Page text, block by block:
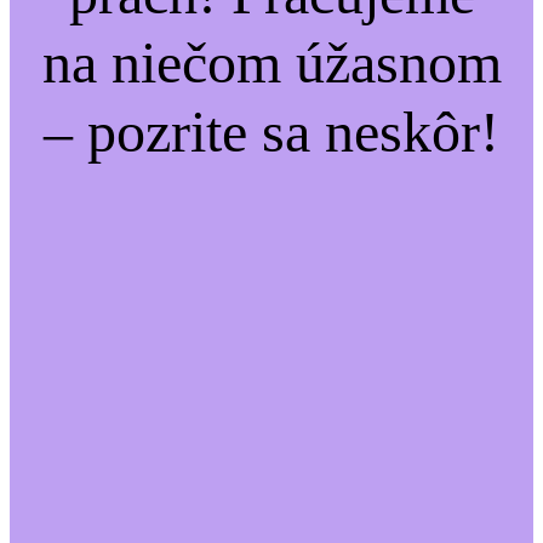
na niečom úžasnom
– pozrite sa neskôr!